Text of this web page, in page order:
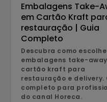
Embalagens Take-
em Cartão Kraft
restauração | Guia
Completo
Descubra como
embalagens take-
cartão kraft para
restauração e delivery.
completo para
do canal Horeca.